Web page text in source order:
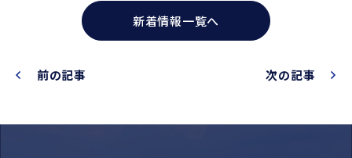
新着情報一覧へ
前の記事 次の記事